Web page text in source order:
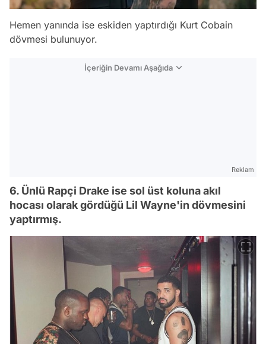
Hemen yanında ise eskiden yaptırdığı Kurt Cobain
dövmesi bulunuyor.
İçeriğin Devamı Aşağıda
Reklam
6. Ünlü Rapçi Drake ise sol üst koluna akıl
hocası olarak gördüğü Lil Wayne'in dövmesini
yaptırmış.